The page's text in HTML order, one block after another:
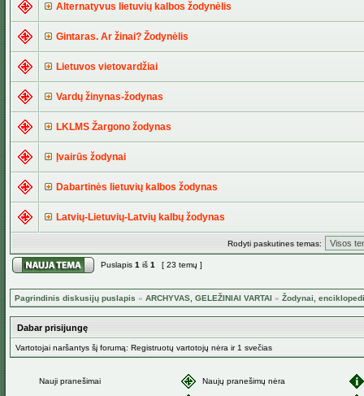
Alternatyvus lietuvių kalbos žodynėlis
Gintaras. Ar žinai? Žodynėlis
Lietuvos vietovardžiai
Vardų žinynas-žodynas
LKLMS Žargono žodynas
Įvairūs žodynai
Dabartinės lietuvių kalbos žodynas
Latvių-Lietuvių-Latvių kalbų žodynas
Rodyti paskutines temas:
Puslapis 1 iš 1 [ 23 temų ]
Pagrindinis diskusijų puslapis » ARCHYVAS, GELEŽINIAI VARTAI » Žodynai,
Dabar prisijungę
Vartotojai naršantys šį forumą: Registruotų vartotojų nėra ir 1 svečias
Nauji pranešimai Naujų pranešimų nėra